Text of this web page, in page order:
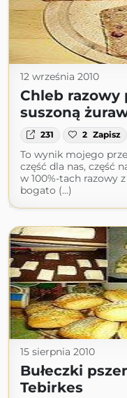
12 września 2010
Chleb razowy
suszoną
231 2 Zapisz
To wynik mojego
część dla nas, część
w 100%-tach razowy
bogato (...)
15 sierpnia 2010
Bułeczki
Tebirkes